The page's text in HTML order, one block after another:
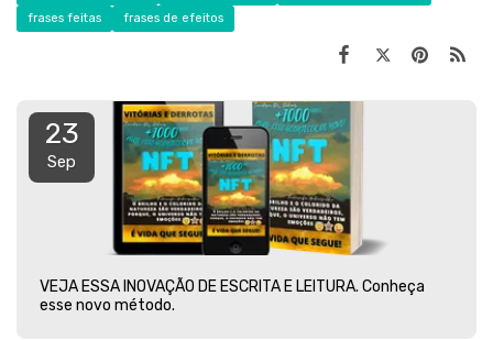
frases feitas
frases de efeitos
23
Sep
VEJA ESSA INOVAÇÃO DE ESCRITA E LEITURA. Conheça
esse novo método.